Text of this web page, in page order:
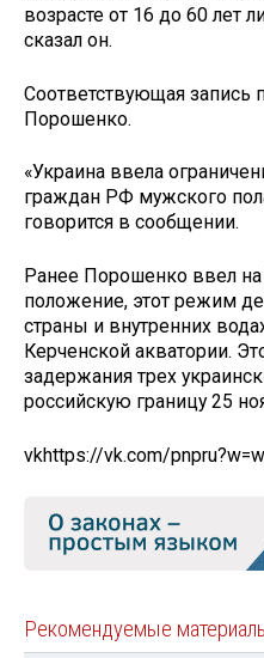
возрасте от 16 до 60 лет
сказал он.
Соответствующая запись
Порошенко.
«Украина ввела
граждан РФ мужского
говорится в сообщении.
Ранее Порошенко ввел
положение, этот режим
страны и внутренних
Керченской акватории.
задержания трех
российскую границу 25
vkhttps://vk.com/
Рекомендуемые